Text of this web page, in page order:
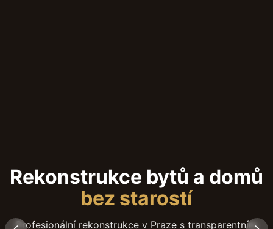
Rekonstrukce bytů a domů
bez starostí
Profesionální rekonstrukce v Praze s transparentním